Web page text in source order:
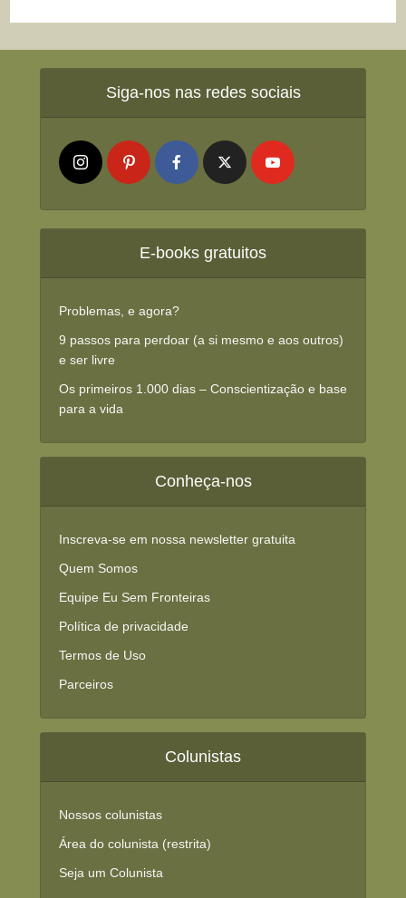
Siga-nos nas redes sociais
E-books gratuitos
Problemas, e agora?
9 passos para perdoar (a si mesmo e aos outros)
e ser livre
Os primeiros 1.000 dias – Conscientização e base
para a vida
Conheça-nos
Inscreva-se em nossa newsletter gratuita
Quem Somos
Equipe Eu Sem Fronteiras
Política de privacidade
Termos de Uso
Parceiros
Colunistas
Nossos colunistas
Área do colunista (restrita)
Seja um Colunista